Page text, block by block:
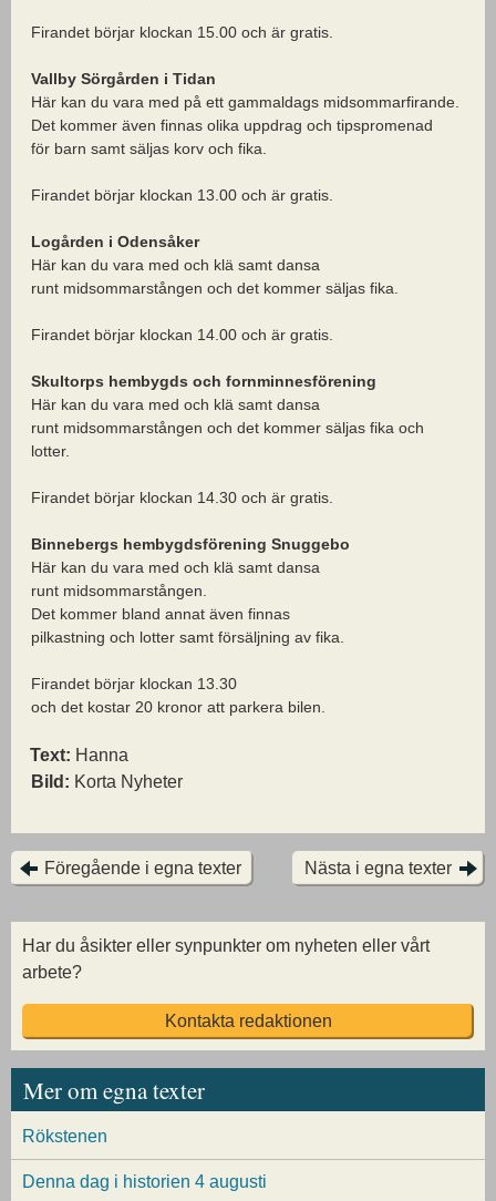
Firandet börjar klockan 15.00 och är gratis.
Vallby Sörgården i Tidan
Här kan du vara med på ett gammaldags midsommarfirande.
Det kommer även finnas olika uppdrag och tipspromenad
för barn samt säljas korv och fika.
Firandet börjar klockan 13.00 och är gratis.
Logården i Odensåker
Här kan du vara med och klä samt dansa
runt midsommarstången och det kommer säljas fika.
Firandet börjar klockan 14.00 och är gratis.
Skultorps hembygds och fornminnesförening
Här kan du vara med och klä samt dansa
runt midsommarstången och det kommer säljas fika och
lotter.
Firandet börjar klockan 14.30 och är gratis.
Binnebergs hembygdsförening Snuggebo
Här kan du vara med och klä samt dansa
runt midsommarstången.
Det kommer bland annat även finnas
pilkastning och lotter samt försäljning av fika.
Firandet börjar klockan 13.30
och det kostar 20 kronor att parkera bilen.
Text: Hanna
Bild: Korta Nyheter
Föregående i egna texter Nästa i egna texter
Har du åsikter eller synpunkter om nyheten eller vårt
arbete?
Kontakta redaktionen
Mer om egna texter
Rökstenen
Denna dag i historien 4 augusti